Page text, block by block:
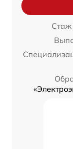
Стаж